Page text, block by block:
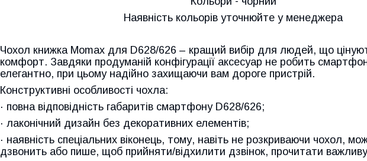
Наявність кольорів уточнюйте у менеджера
Чохол книжка Momax для D628/626 – кращий вибір для людей, що
комфорт. Завдяки продуманій конфігурації аксесуар не робить
елегантно, при цьому надійно захищаючи вам дороге пристрій.
Конструктивні особливості чохла:
· повна відповідність габаритів смартфону D628/626;
· лаконічний дизайн без декоративних елементів;
· наявність спеціальних віконець, тому, навіть не розкриваючи чохол,
дзвонить або пише, щоб прийняти/відхилити дзвінок, прочитати